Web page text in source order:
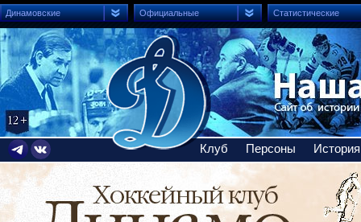
Динамовские Официальные Статистические
Клуб Персоны История